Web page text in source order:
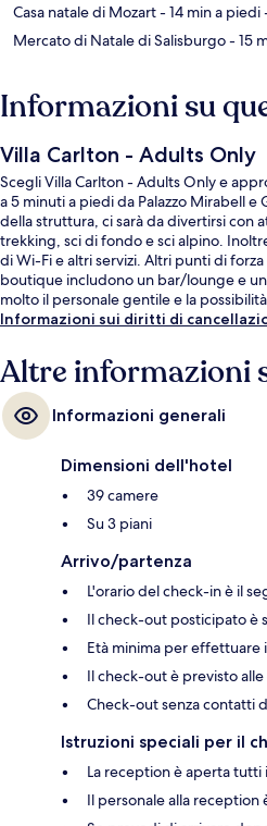
Casa natale di Mozart- 14 min a piedi
Mercato di Natale di Salisburgo- 15
Informazioni su
Villa Carlton - Adults Only
Scegli Villa Carlton - Adults Only e
a 5 minuti a piedi da Palazzo Mirabell
della struttura, ci sarà da divertirsi con
trekking, sci di fondo e sci alpino.
di Wi-Fi e altri servizi. Altri punti di
boutique includono un bar/lounge e
molto il personale gentile e la
Informazioni sui diritti di
Altre informazioni
Informazioni generali
Dimensioni dell'hotel
39 camere
Su 3 piani
Arrivo/partenza
L'orario del check-in è il
Il check-out posticipato è
Età minima per effettuare
Il check-out è previsto alle
Check-out senza contatti
Istruzioni speciali per il
La reception è aperta tutti
Il personale alla reception